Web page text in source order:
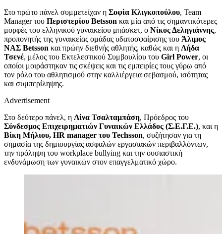
Στο πρώτο πάνελ συμμετείχαν η Σοφία Κλιγκοπούλου, Team
Manager του Περιστερίου Βetsson και μία από τις σημαντικότερες
μορφές του ελληνικού γυναικείου μπάσκετ, ο Νίκος Δεληγιάννης,
προπονητής της γυναικείας ομάδας υδατοσφαίρισης του Άλιμος
ΝΑΣ Betsson και πρώην διεθνής αθλητής, καθώς και η Λήδα
Τσενέ, μέλος του Εκτελεστικού Συμβουλίου του Girl Power, οι
οποίοι μοιράστηκαν τις σκέψεις και τις εμπειρίες τους γύρω από
τον ρόλο του αθλητισμού στην καλλιέργεια σεβασμού, ισότητας
και συμπερίληψης.
Advertisement
Στο δεύτερο πάνελ, η Λίνα Τσαλταμπάση, Πρόεδρος του
Σύνδεσμος Επιχειρηματιών Γυναικών Ελλάδος (Σ.Ε.Γ.Ε.), και η
Βίκη Μήλιου, HR manager του Techsson, συζήτησαν για τη
σημασία της δημιουργίας ασφαλών εργασιακών περιβαλλόντων,
την πρόληψη του workplace bullying και την ουσιαστική
ενδυνάμωση των γυναικών στον επαγγελματικό χώρο.